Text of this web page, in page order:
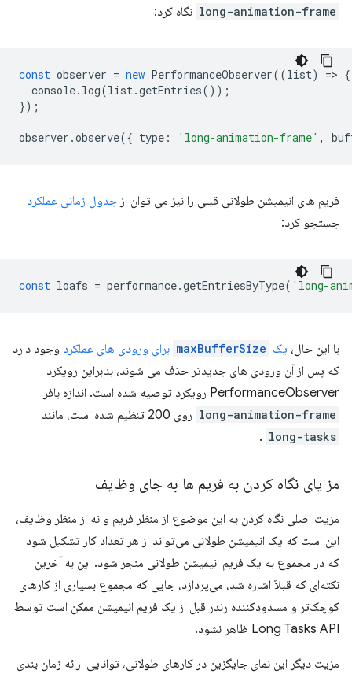
long-animation-frame نگاه کرد:
const observer = new PerformanceObserver((list) => {
console. log(list.getEntries());
});
observer .observe({ type : 'long-animation-frame' ,
فریم های انیمیشن طولانی قبلی را نیز می توان از جدول زمانی عملکرد
جستجو کرد:
const loafs = performance.getEntriesByType( 'long-
با این حال، یک maxBufferSize برای ورودی های عملکرد وجود دارد
که پس از آن ورودی های جدیدتر حذف می شوند، بنابراین رویکرد
PerformanceObserver رویکرد توصیه شده است. اندازه بافر
long-animation-frame روی 200 تنظیم شده است، مانند
long-tasks
.
مزایای نگاه کردن به فریم ها به جای وظایف
مزیت اصلی نگاه کردن به این موضوع از منظر فریم و نه از منظر وظایف،
این است که یک انیمیشن طولانی می‌تواند از هر تعداد کار تشکیل شود
که در مجموع به یک فریم انیمیشن طولانی منجر شود. این به آخرین
نکته‌ای که قبلاً اشاره شد، می‌پردازد، جایی که مجموع بسیاری از کارهای
کوچک‌تر و مسدودکننده رندر قبل از یک فریم انیمیشن ممکن است توسط
Long Tasks API ظاهر نشود.
مزیت دیگر این نمای جایگزین در کارهای طولانی، توانایی ارائه زمان بندی